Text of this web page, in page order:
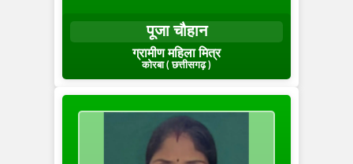
पूजा चौहान
ग्रामीण महिला मित्र
कोरबा ( छत्तीसगढ़ )